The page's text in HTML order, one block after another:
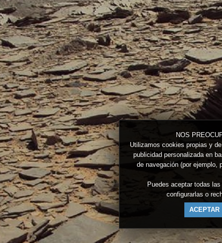
NOS
Utilizamos cookies propias y
publicidad personalizada en
de navegación (por
Puedes aceptar todas
configurarlas o
ACEPTAR